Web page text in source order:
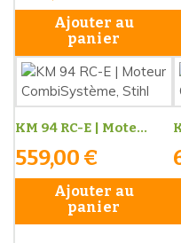
Ajouter au
panier
KM 94 RC-E | Mote...
559,00 €
Ajouter au
panier